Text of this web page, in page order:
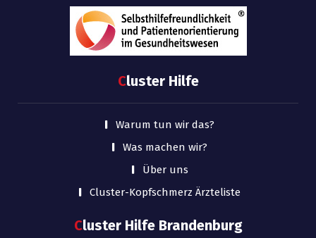
Cluster Hilfe
Warum tun wir das?
Was machen wir?
Über uns
Cluster-Kopfschmerz Ärzteliste
Cluster Hilfe Brandenburg